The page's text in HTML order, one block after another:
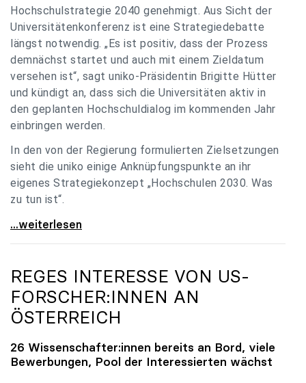
Hochschulstrategie 2040 genehmigt. Aus Sicht der
Universitätenkonferenz ist eine Strategiedebatte
längst notwendig. „Es ist positiv, dass der Prozess
demnächst startet und auch mit einem Zieldatum
versehen ist“, sagt uniko-Präsidentin Brigitte Hütter
und kündigt an, dass sich die Universitäten aktiv in
den geplanten Hochschuldialog im kommenden Jahr
einbringen werden.
In den von der Regierung formulierten Zielsetzungen
sieht die uniko einige Anknüpfungspunkte an ihr
eigenes Strategiekonzept „Hochschulen 2030. Was
zu tun ist“.
Universitäten: Hochschulstrategie 2040 muss eine
...weiterlesen
REGES INTERESSE VON US-
FORSCHER:INNEN AN
ÖSTERREICH
26 Wissenschafter:innen bereits an Bord, viele
Bewerbungen, Pool der Interessierten wächst